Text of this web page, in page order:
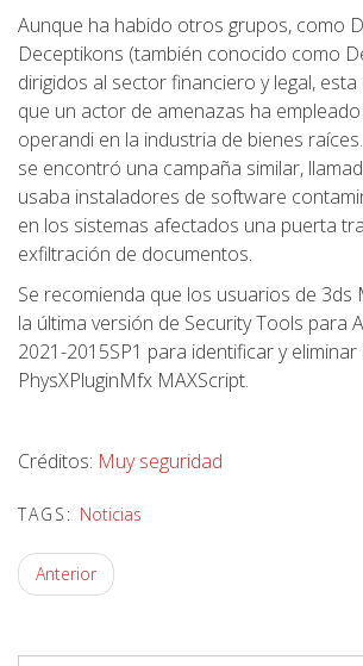
Aunque ha habido otros grupos, como
Deceptikons (también conocido como
dirigidos al sector financiero y legal,
que un actor de amenazas ha
operandi en la industria de bienes
se encontró una campaña similar,
usaba instaladores de software
en los sistemas afectados una puerta
exfiltración de documentos.
Se recomienda que los usuarios de 3ds
la última versión de Security Tools para
2021-2015SP1 para identificar y
PhysXPluginMfx MAXScript.
Créditos: Muy seguridad
TAGS: Noticias
Anterior